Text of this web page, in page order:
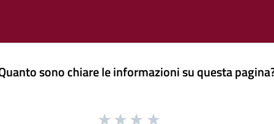
sono chiare le informazioni su questa